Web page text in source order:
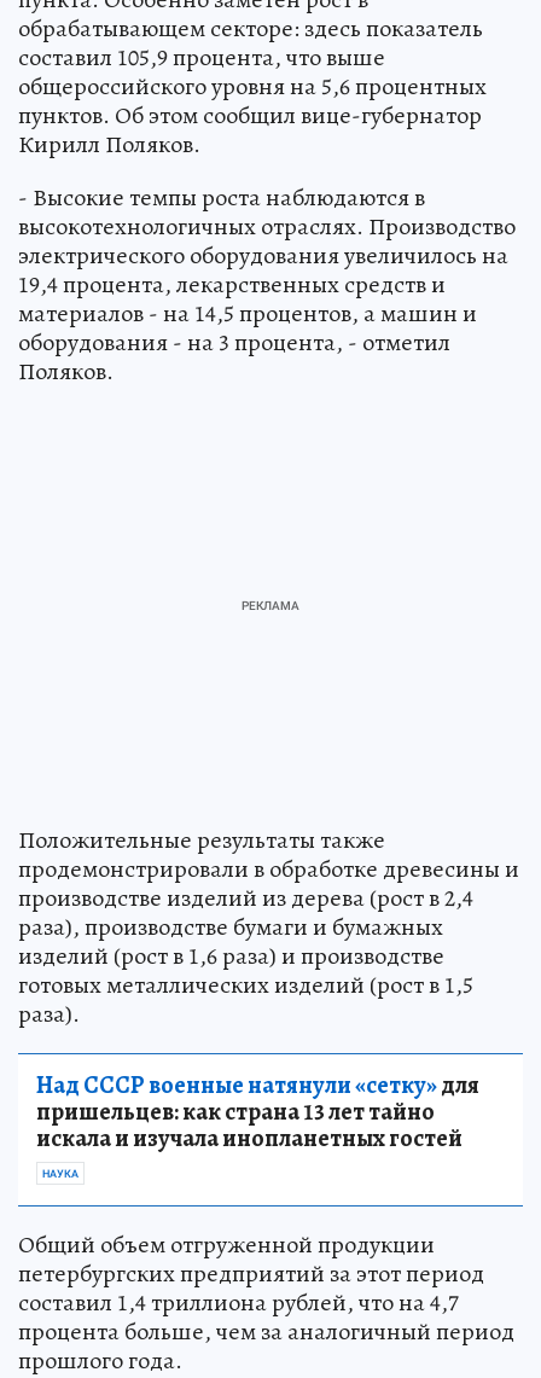
обрабатывающем секторе: здесь показатель
составил 105,9 процента, что выше
общероссийского уровня на 5,6 процентных
пунктов. Об этом сообщил вице-губернатор
Кирилл Поляков.
- Высокие темпы роста наблюдаются в
высокотехнологичных отраслях. Производство
электрического оборудования увеличилось на
19,4 процента, лекарственных средств и
материалов - на 14,5 процентов, а машин и
оборудования - на 3 процента, - отметил
Поляков.
Положительные результаты также
продемонстрировали в обработке древесины и
производстве изделий из дерева (рост в 2,4
раза), производстве бумаги и бумажных
изделий (рост в 1,6 раза) и производстве
готовых металлических изделий (рост в 1,5
раза).
Над СССР военные натянули «сетку»для
пришельцев: как страна 13 лет тайно
искала и изучала инопланетных гостей
НАУКА
Общий объем отгруженной продукции
петербургских предприятий за этот период
составил 1,4 триллиона рублей, что на 4,7
процента больше, чем за аналогичный период
прошлого года.